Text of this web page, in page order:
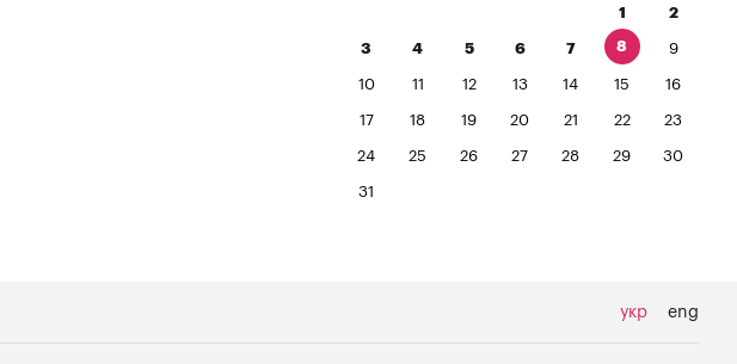
1 2
3 4 5 6 7 8 9
10 11 12 13 14 15 16
17 18 19 20 21 22 23
24 25 26 27 28 29 30
31
укр eng